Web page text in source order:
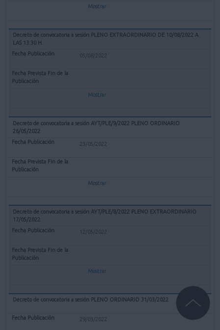
Mostrar
Decreto de convocatoria a sesión PLENO EXTRAORDINARIO DE 10/08/2022 A
LAS 13:30 H.
05/08/2022
Mostrar
Decreto de convocatoria a sesión AYT/PLE/9/2022 PLENO ORDINARIO
26/05/2022
23/05/2022
Mostrar
Decreto de convocatoria a sesión AYT/PLE/8/2022 PLENO EXTRAORDINARIO
17/05/2022
12/05/2022
Mostrar
Decreto de convocatoria a sesión PLENO ORDINARIO 31/03/2022
29/03/2022